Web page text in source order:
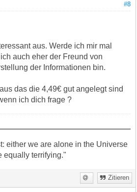
#8
aus. Werde ich mir mal
auch eher der Freund von
der Informationen bin.
das die 4,49€ gut angelegt sind
ich dich frage ?
either we are alone in the Universe
equally terrifying."
Zitieren